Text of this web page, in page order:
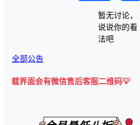
暂无讨论，
说说你的看
法吧
全部公告
微信售后客服二维码💡